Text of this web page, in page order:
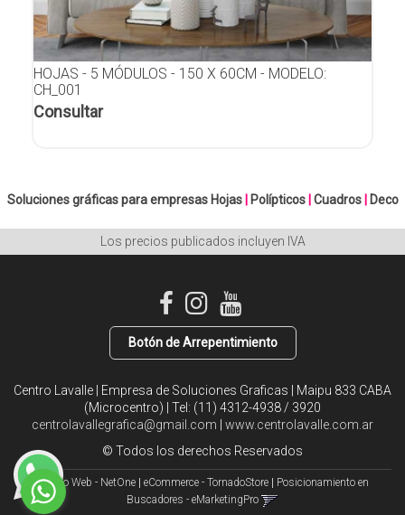
HOJAS - 5 MÓDULOS - 150 X 60CM - MODELO:
CH_001
Consultar
Soluciones gráficas para empresas Hojas| Polípticos| Cuadros| Deco
Los precios publicados incluyen IVA
Botón de Arrepentimiento
Centro Lavalle | Empresa de Soluciones Graficas | Maipu 833 CABA
(Microcentro) | Tel: (11) 4312-4938 / 3920
centrolavallegrafica@gmail.com
www.centrolavalle.com.ar
© Todos los derechos Reservados
Diseño Web - NetOne eCommerce - TornadoStore
Posicionamiento en
Buscadores - eMarketingPro